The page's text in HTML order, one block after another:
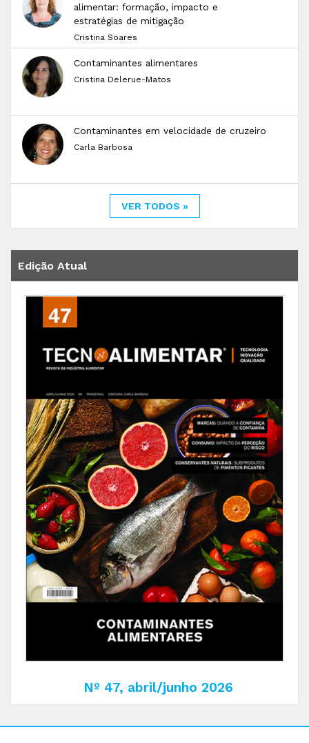
alimentar: formação, impacto e
estratégias de mitigação
Cristina Soares
Contaminantes alimentares
Cristina Delerue-Matos
Contaminantes em velocidade de cruzeiro
Carla Barbosa
VER TODOS »
Edição Atual
Nº 47, abril/junho 2026